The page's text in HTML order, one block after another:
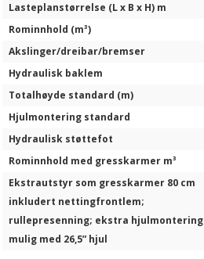
Lasteplanstørrelse (L x B x H) m
Rominnhold (m³)
Akslinger/dreibar/bremser
Hydraulisk baklem
Totalhøyde standard (m)
Hjulmontering standard
Hydraulisk støttefot
Rominnhold med gresskarmer m³
Ekstrautstyr som gresskarmer 80 cm
inkludert nettingfrontlem;
rullepresenning; ekstra hjulmontering
mulig med 26,5” hjul